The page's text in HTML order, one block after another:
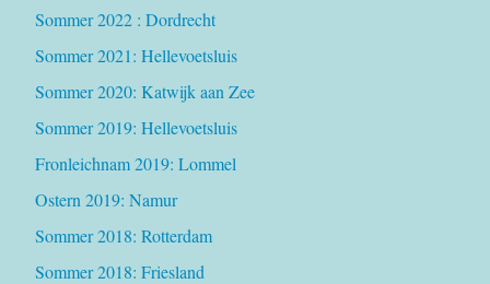
Sommer 2022 : Dordrecht
Sommer 2021: Hellevoetsluis
Sommer 2020: Katwijk aan Zee
Sommer 2019: Hellevoetsluis
Fronleichnam 2019: Lommel
Ostern 2019: Namur
Sommer 2018: Rotterdam
Sommer 2018: Friesland